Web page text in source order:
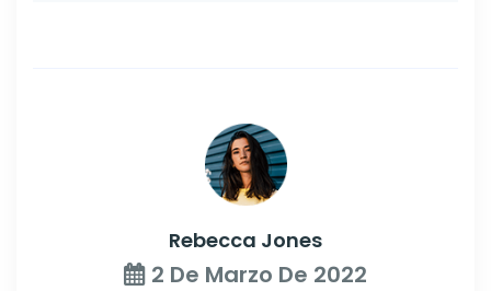
Rebecca Jones
2 De Marzo De 2022